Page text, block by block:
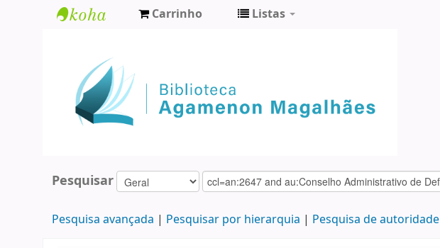
Agamenon
Magalhães
Carrinho Listas
Pesquisar
Pesquisa avançada Pesquisar por hierarquia Pesquisa de autoridade